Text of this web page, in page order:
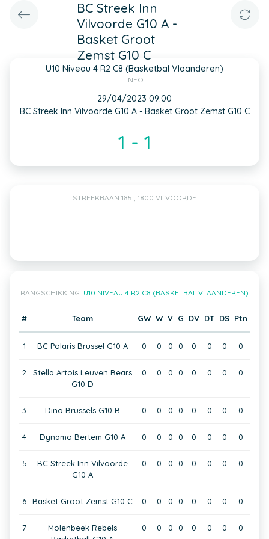
BC Streek Inn
Vilvoorde G10 A -
Basket Groot
Zemst G10 C
U10 Niveau 4 R2 C8 (Basketbal Vlaanderen)
INFO
29/04/2023 09:00
BC Streek Inn Vilvoorde G10 A - Basket Groot Zemst G10 C
1 - 1
STREEKBAAN 185 , 1800 VILVOORDE
RANGSCHIKKING: U10 NIVEAU 4 R2 C8 (BASKETBAL VLAANDEREN)
# Team GW W V G DV DT DS Ptn
1 BC Polaris Brussel G10 A 0 0 0 0 0 0 0 0
2
Stella Artois Leuven Bears
G10 D
0 0 0 0 0 0 0 0
3 Dino Brussels G10 B 0 0 0 0 0 0 0 0
4 Dynamo Bertem G10 A 0 0 0 0 0 0 0 0
5
BC Streek Inn Vilvoorde
G10 A
0 0 0 0 0 0 0 0
6 Basket Groot Zemst G10 C 0 0 0 0 0 0 0 0
7
Molenbeek Rebels
0 0 0 0 0 0 0 0